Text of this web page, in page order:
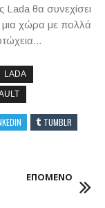
Lada θα συνεχίσει
μια χώρα με πολλά
LADA
TUMBLR
ΕΠΟΜΕΝΟ